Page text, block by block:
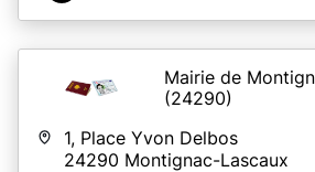
Mairie de
(24290)
1, Place Yvon Delbos
24290 Montignac-Lascaux